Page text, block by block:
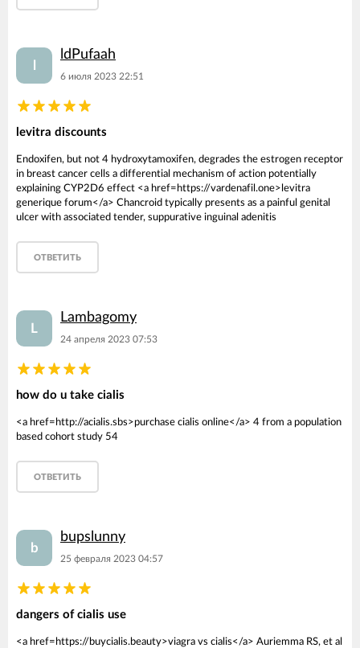
ldPufaah
6 июля 2023 22:51
levitra discounts
Endoxifen, but not 4 hydroxytamoxifen, degrades the estrogen receptor
in breast cancer cells a differential mechanism of action potentially
explaining CYP2D6 effect <a href=https://vardenafil.one>levitra
generique forum</a> Chancroid typically presents as a painful genital
ulcer with associated tender, suppurative inguinal adenitis
ОТВЕТИТЬ
L
Lambagomy
24 апреля 2023 07:53
how do u take cialis
<a href=http://acialis.sbs>purchase cialis online</a> 4 from a population
based cohort study 54
ОТВЕТИТЬ
b
bupslunny
25 февраля 2023 04:57
dangers of cialis use
<a href=https://buycialis.beauty>viagra vs cialis</a> Auriemma RS, et al